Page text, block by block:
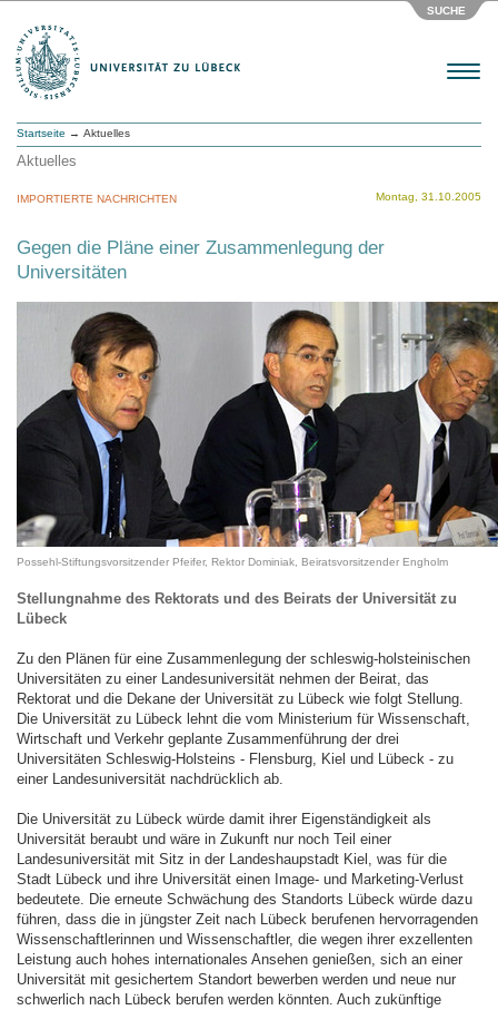
SUCHE
Menu
Startseite → Aktuelles
Aktuelles
Montag, 31.10.2005
IMPORTIERTE NACHRICHTEN
Gegen die Pläne einer Zusammenlegung der
Universitäten
Possehl-Stiftungsvorsitzender Pfeifer, Rektor Dominiak, Beiratsvorsitzender Engholm
Stellungnahme des Rektorats und des Beirats der Universität zu
Lübeck
Zu den Plänen für eine Zusammenlegung der schleswig-holsteinischen
Universitäten zu einer Landesuniversität nehmen der Beirat, das
Rektorat und die Dekane der Universität zu Lübeck wie folgt Stellung.
Die Universität zu Lübeck lehnt die vom Ministerium für Wissenschaft,
Wirtschaft und Verkehr geplante Zusammenführung der drei
Universitäten Schleswig-Holsteins - Flensburg, Kiel und Lübeck - zu
einer Landesuniversität nachdrücklich ab.
Die Universität zu Lübeck würde damit ihrer Eigenständigkeit als
Universität beraubt und wäre in Zukunft nur noch Teil einer
Landesuniversität mit Sitz in der Landeshaupstadt Kiel, was für die
Stadt Lübeck und ihre Universität einen Image- und Marketing-Verlust
bedeutete. Die erneute Schwächung des Standorts Lübeck würde dazu
führen, dass die in jüngster Zeit nach Lübeck berufenen hervorragenden
Wissenschaftlerinnen und Wissenschaftler, die wegen ihrer exzellenten
Leistung auch hohes internationales Ansehen genießen, sich an einer
Universität mit gesichertem Standort bewerben werden und neue nur
schwerlich nach Lübeck berufen werden könnten. Auch zukünftige